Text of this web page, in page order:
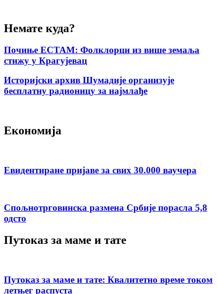
Немате куда?
Почиње ЕСТАМ: Фолклорци из више земаља
стижу у Крагујевац
Историјски архив Шумадије организује
бесплатну радионицу за најмлађе
Економија
Евидентиране пријаве за свих 30.000 ваучера
Спољнотрговинска размена Србије порасла 5,8
одсто
Путоказ за маме и тате
Путоказ за маме и тате: Квалитетно време током
летњег распуста